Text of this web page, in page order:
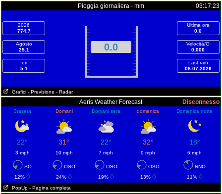
Pioggia giornaliera - mm 03:17:23
2026
774.7
Agosto
25.1
Ieri
5.1
0.0
Ultima ora
0.0
Velocità/O
0.000
Last rain
08-07-2026
Grafici - Previsione - Radar
Aeris Weather Forecast Disconnesso
Stasera Domani Domani sera domenica Domenica notte
22° 31° 22° 32° 18°
3 mph 10 mph 7 mph 9 mph 6 mph
SO OSO OSO OSO
NNO
12%
24% 19% 13%
11%
PopUp - Pagina completa